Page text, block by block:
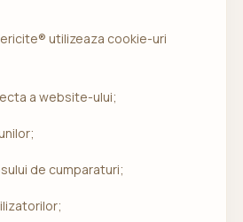
utilizeaza cookie-uri
a website-ului;
de cumparaturi;